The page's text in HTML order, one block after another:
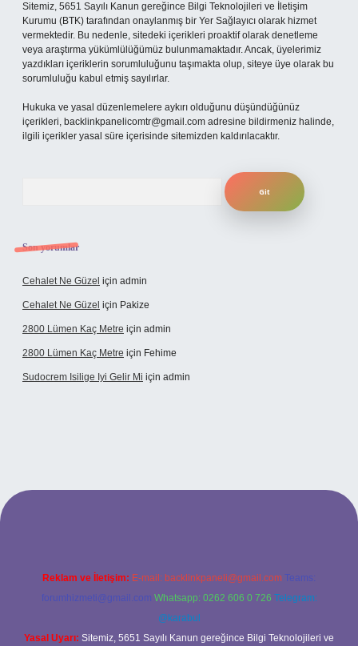
Sitemiz, 5651 Sayılı Kanun gereğince Bilgi Teknolojileri ve İletişim
Kurumu (BTK) tarafından onaylanmış bir Yer Sağlayıcı olarak hizmet
vermektedir. Bu nedenle, sitedeki içerikleri proaktif olarak denetleme
veya araştırma yükümlülüğümüz bulunmamaktadır. Ancak, üyelerimiz
yazdıkları içeriklerin sorumluluğunu taşımakta olup, siteye üye olarak bu
sorumluluğu kabul etmiş sayılırlar.
Hukuka ve yasal düzenlemelere aykırı olduğunu düşündüğünüz
içerikleri, backlinkpanelicomtr@gmail.com adresine bildirmeniz halinde,
ilgili içerikler yasal süre içerisinde sitemizden kaldırılacaktır.
Son yorumlar
Cehalet Ne Güzel için admin
Cehalet Ne Güzel için Pakize
2800 Lümen Kaç Metre için admin
2800 Lümen Kaç Metre için Fehime
Sudocrem Isilige Iyi Gelir Mi için admin
opera bet giriş
Reklam ve İletişim: E-mail: backlinkpaneli@gmail.com Teams:
forumhizmeti@gmail.com Whatsapp: 0262 606 0 726 Telegram:
@karabul
Yasal Uyarı: Sitemiz, 5651 Sayılı Kanun gereğince Bilgi Teknolojileri ve